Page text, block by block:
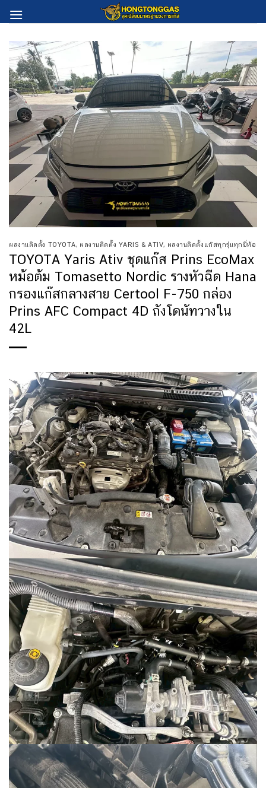
to
ผลงานติดตั้ง TOYOTA, ผลงานติดตั้ง YARIS & ATIV, ผลงานติดตั้งแก๊สทุกรุ่นทุกยี่ห้อ
TOYOTA Yaris Ativ ชุดแก๊ส Prins EcoMax
หม้อต้ม Tomasetto Nordic รางหัวฉีด Hana
กรองแก๊สกลางสาย Certool F-750 กล่อง
Prins AFC Compact 4D ถังโดนัทวางใน
42L